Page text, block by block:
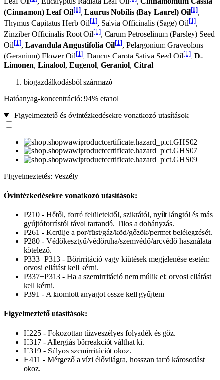
(Cinnamon) Leaf Oil[1], Laurus Nobilis (Bay Laurel) Oil[1],
Thymus Capitatus Herb Oil[1], Salvia Officinalis (Sage) Oil[1],
Zinziber Officinalis Root Oil[1], Carum Petroselinum (Parsley) Seed
Oil[1], Lavandula Angustifolia Oil[1], Pelargonium Graveolons
(Geranium) Flower Oil[1], Daucus Carota Sativa Seed Oil[1], D-
Limonen, Linalool, Eugenol, Geraniol, Citral
biogazdálkodásból származó
Hatóanyag-koncentráció: 94% etanol
Figyelmeztető és óvintézkedésekre vonatkozó utasítások
Figyelmeztetés: Veszély
Óvintézkedésekre vonatkozó utasítások:
P210 - Hőtől, forró felületektől, szikrától, nyílt lángtól és más
gyújtóforrástól távol tartandó. Tilos a dohányzás.
P261 - Kerülje a por/füst/gáz/köd/gőzök/permet belélegzését.
P280 - Védőkesztyű/védőruha/szemvédő/arcvédő használata
kötelező.
P333+P313 - Bőrirritáció vagy kiütések megjelenése esetén:
orvosi ellátást kell kérni.
P337+P313 - Ha a szemirritáció nem múlik el: orvosi ellátást
kell kérni.
P391 - A kiömlött anyagot össze kell gyűjteni.
Figyelmeztető utasítások:
H225 - Fokozottan tűzveszélyes folyadék és gőz.
H317 - Allergiás bőrreakciót válthat ki.
H319 - Súlyos szemirritációt okoz.
H411 - Mérgező a vízi élővilágra, hosszan tartó károsodást
okoz.